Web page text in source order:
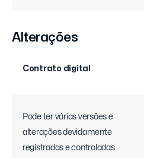
Alterações
Contrato digital
Pode ter várias versões e
alterações devidamente
registradas e controladas